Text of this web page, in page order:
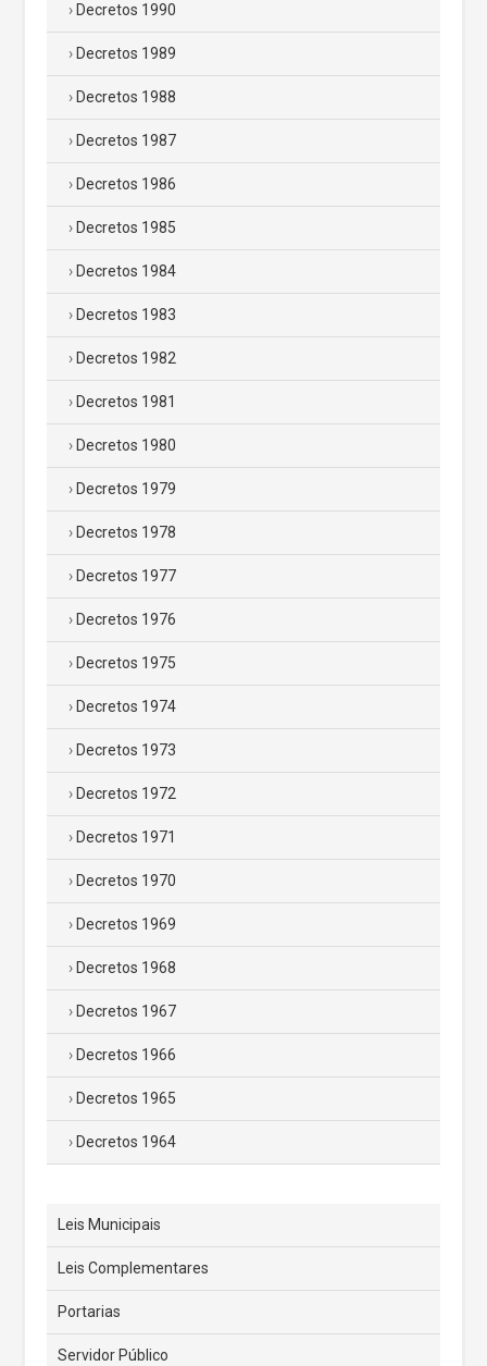
Decretos 1990
Decretos 1989
Decretos 1988
Decretos 1987
Decretos 1986
Decretos 1985
Decretos 1984
Decretos 1983
Decretos 1982
Decretos 1981
Decretos 1980
Decretos 1979
Decretos 1978
Decretos 1977
Decretos 1976
Decretos 1975
Decretos 1974
Decretos 1973
Decretos 1972
Decretos 1971
Decretos 1970
Decretos 1969
Decretos 1968
Decretos 1967
Decretos 1966
Decretos 1965
Decretos 1964
Leis Municipais
Leis Complementares
Portarias
Servidor Público